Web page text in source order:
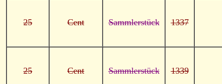
25 Cent Sammlerstück 1337
25 Cent Sammlerstück 1339